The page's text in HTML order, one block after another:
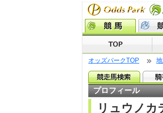
オッズパークTOP
プロフィール
リュウノカ